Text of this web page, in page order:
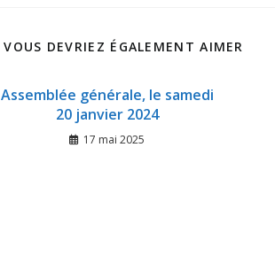
VOUS DEVRIEZ ÉGALEMENT AIMER
Assemblée générale, le samedi
20 janvier 2024
17 mai 2025